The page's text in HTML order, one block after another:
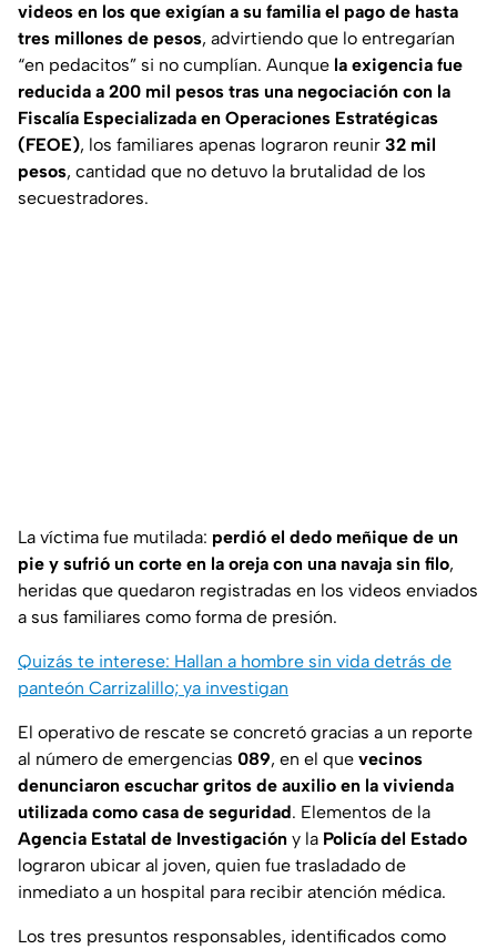
videos en los que exigían a su familia el pago de hasta
tres millones de pesos, advirtiendo que lo entregarían
“en pedacitos” si no cumplían. Aunque la exigencia fue
reducida a 200 mil pesos tras una negociación con la
Fiscalía Especializada en Operaciones Estratégicas
(FEOE), los familiares apenas lograron reunir 32 mil
pesos, cantidad que no detuvo la brutalidad de los
secuestradores.
La víctima fue mutilada: perdió el dedo meñique de un
pie y sufrió un corte en la oreja con una navaja sin filo,
heridas que quedaron registradas en los videos enviados
a sus familiares como forma de presión.
Quizás te interese: Hallan a hombre sin vida detrás de
panteón Carrizalillo; ya investigan
El operativo de rescate se concretó gracias a un reporte
al número de emergencias 089, en el que vecinos
denunciaron escuchar gritos de auxilio en la vivienda
utilizada como casa de seguridad. Elementos de la
Agencia Estatal de Investigación y la Policía del Estado
lograron ubicar al joven, quien fue trasladado de
inmediato a un hospital para recibir atención médica.
Los tres presuntos responsables, identificados como